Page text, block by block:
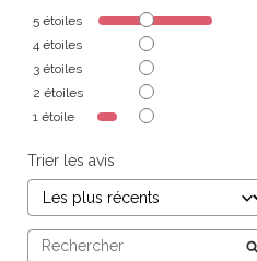
5 étoiles
4 étoiles
3 étoiles
2 étoiles
1 étoile
Trier les avis